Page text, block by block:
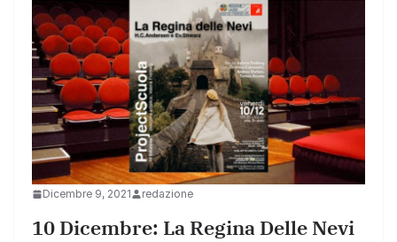
Dicembre 9, 2021 redazione
10 Dicembre: La Regina Delle Nevi